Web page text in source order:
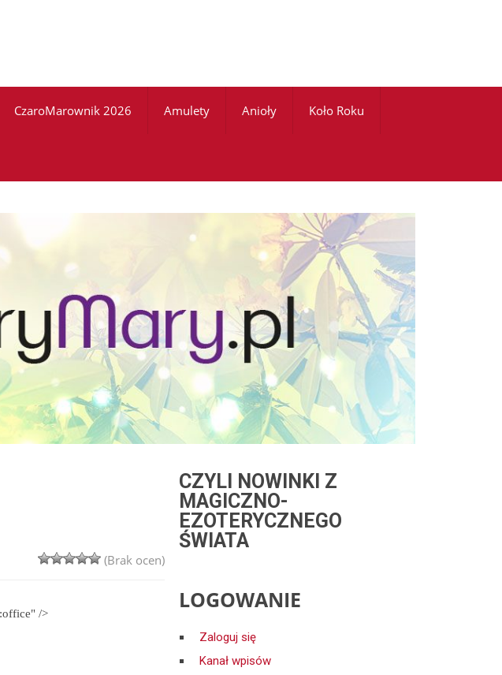
CzaroMarownik 2026 Amulety Anioły Koło Roku
(Brak ocen)
/>
CZYLI NOWINKI Z
MAGICZNO-
EZOTERYCZNEGO
ŚWIATA
LOGOWANIE
Zaloguj się
Kanał wpisów